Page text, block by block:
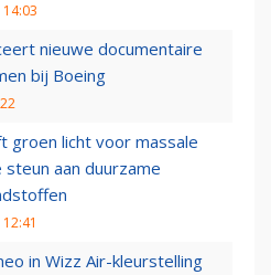
nieuwe documentaire
bij Boeing
groen licht voor massale
aan duurzame
in Wizz Air-kleurstelling